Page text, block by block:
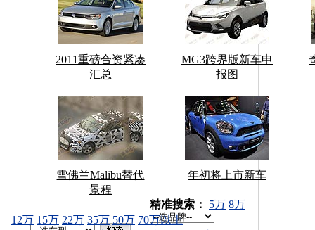
2011重磅合资紧凑
汇总
MG3跨界版新车申
报图
雪佛兰Malibu替代
景程
年初将上市新车
车型搜索：
精准搜索： 5万 8万
12万 15万 22万 35万 50万 70万以上